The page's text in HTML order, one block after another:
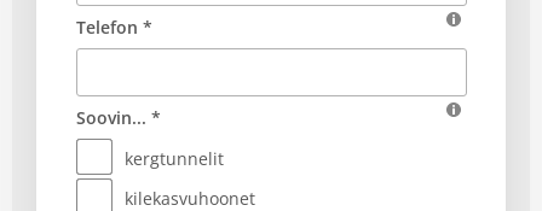
Telefon *
Soovin... *
kergtunnelit
kilekasvuhoonet